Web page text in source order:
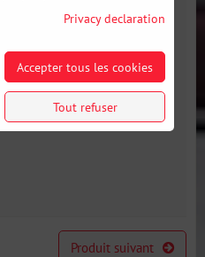
Produit suivant
Privacy declaration
Accepter tous les cookies
Tout refuser